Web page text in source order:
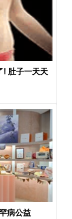
! 肚子一天天
病公益